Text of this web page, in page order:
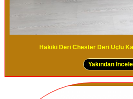
Hakiki Deri Chester Deri Üçlü
Yakından